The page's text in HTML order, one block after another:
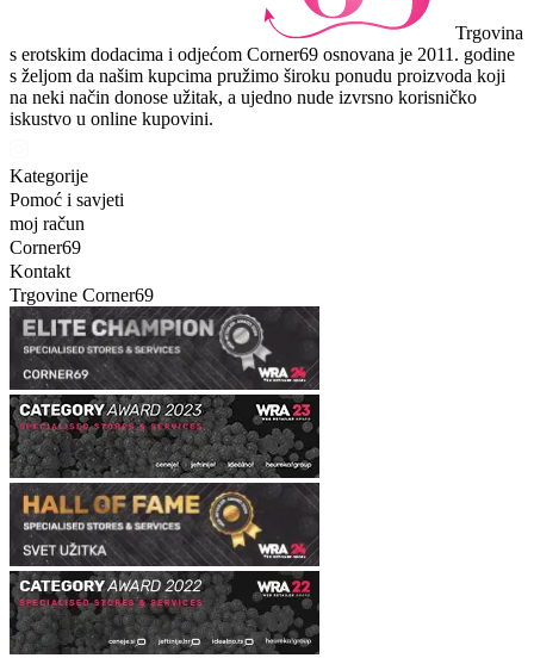
Trgovina
s erotskim dodacima i odjećom Corner69 osnovana je 2011. godine
s željom da našim kupcima pružimo široku ponudu proizvoda koji
na neki način donose užitak, a ujedno nude izvrsno korisničko
iskustvo u online kupovini.
Kategorije
Pomoć i savjeti
moj račun
Corner69
Kontakt
Trgovine Corner69